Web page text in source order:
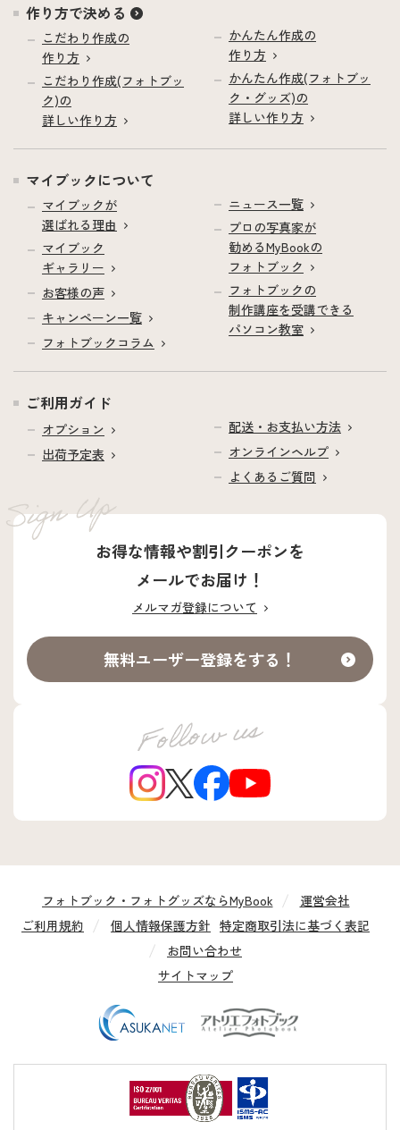
作り方で決める
こだわり作成の
作り方
こだわり作成(フォトブッ
ク)の
詳しい作り方
かんたん作成の
作り方
かんたん作成(フォトブッ
ク・グッズ)の
詳しい作り方
マイブックについて
マイブックが
選ばれる理由
マイブック
ギャラリー
お客様の声
キャンペーン一覧
フォトブックコラム
ニュース一覧
プロの写真家が
勧めるMyBookの
フォトブック
フォトブックの
制作講座を受講できる
パソコン教室
ご利用ガイド
オプション
出荷予定表
配送・お支払い方法
オンラインヘルプ
よくあるご質問
お得な情報や割引クーポンを
メールでお届け！
メルマガ登録について
無料ユーザー登録をする！
フォトブック・フォトグッズならMyBook
運営会社
ご利用規約
個人情報保護方針 特定商取引法に基づく表記
お問い合わせ
サイトマップ